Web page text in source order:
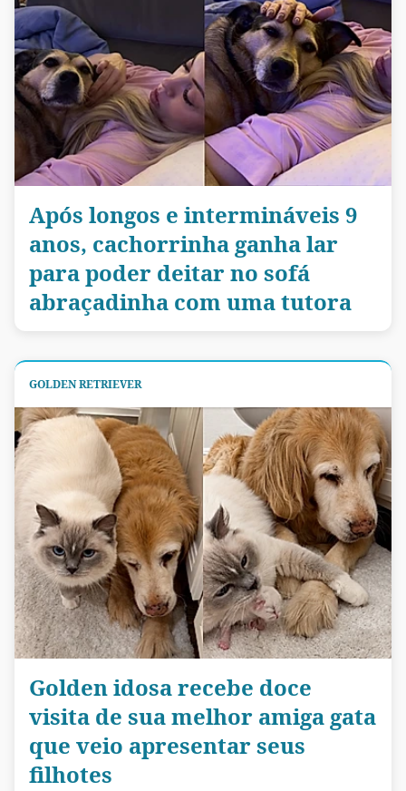
Após longos e intermináveis 9
anos, cachorrinha ganha lar
para poder deitar no sofá
abraçadinha com uma tutora
GOLDEN RETRIEVER
Golden idosa recebe doce
visita de sua melhor amiga gata
que veio apresentar seus
filhotes